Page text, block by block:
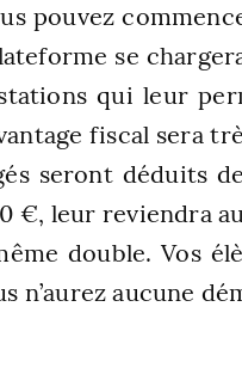
pouvez
se
qui leur
fiscal sera
seront déduits
€, leur reviendra
double. Vos
n’aurez aucune